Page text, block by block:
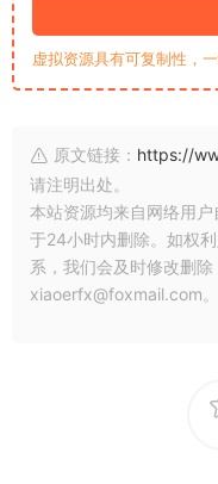
虚拟资源具有可复制性，
原文链接： https://
请注明出处。
本站资源均来自网络用
于24小时内删除。如权
系，我们会及时修改删
xiaoerfx@foxmail.com。